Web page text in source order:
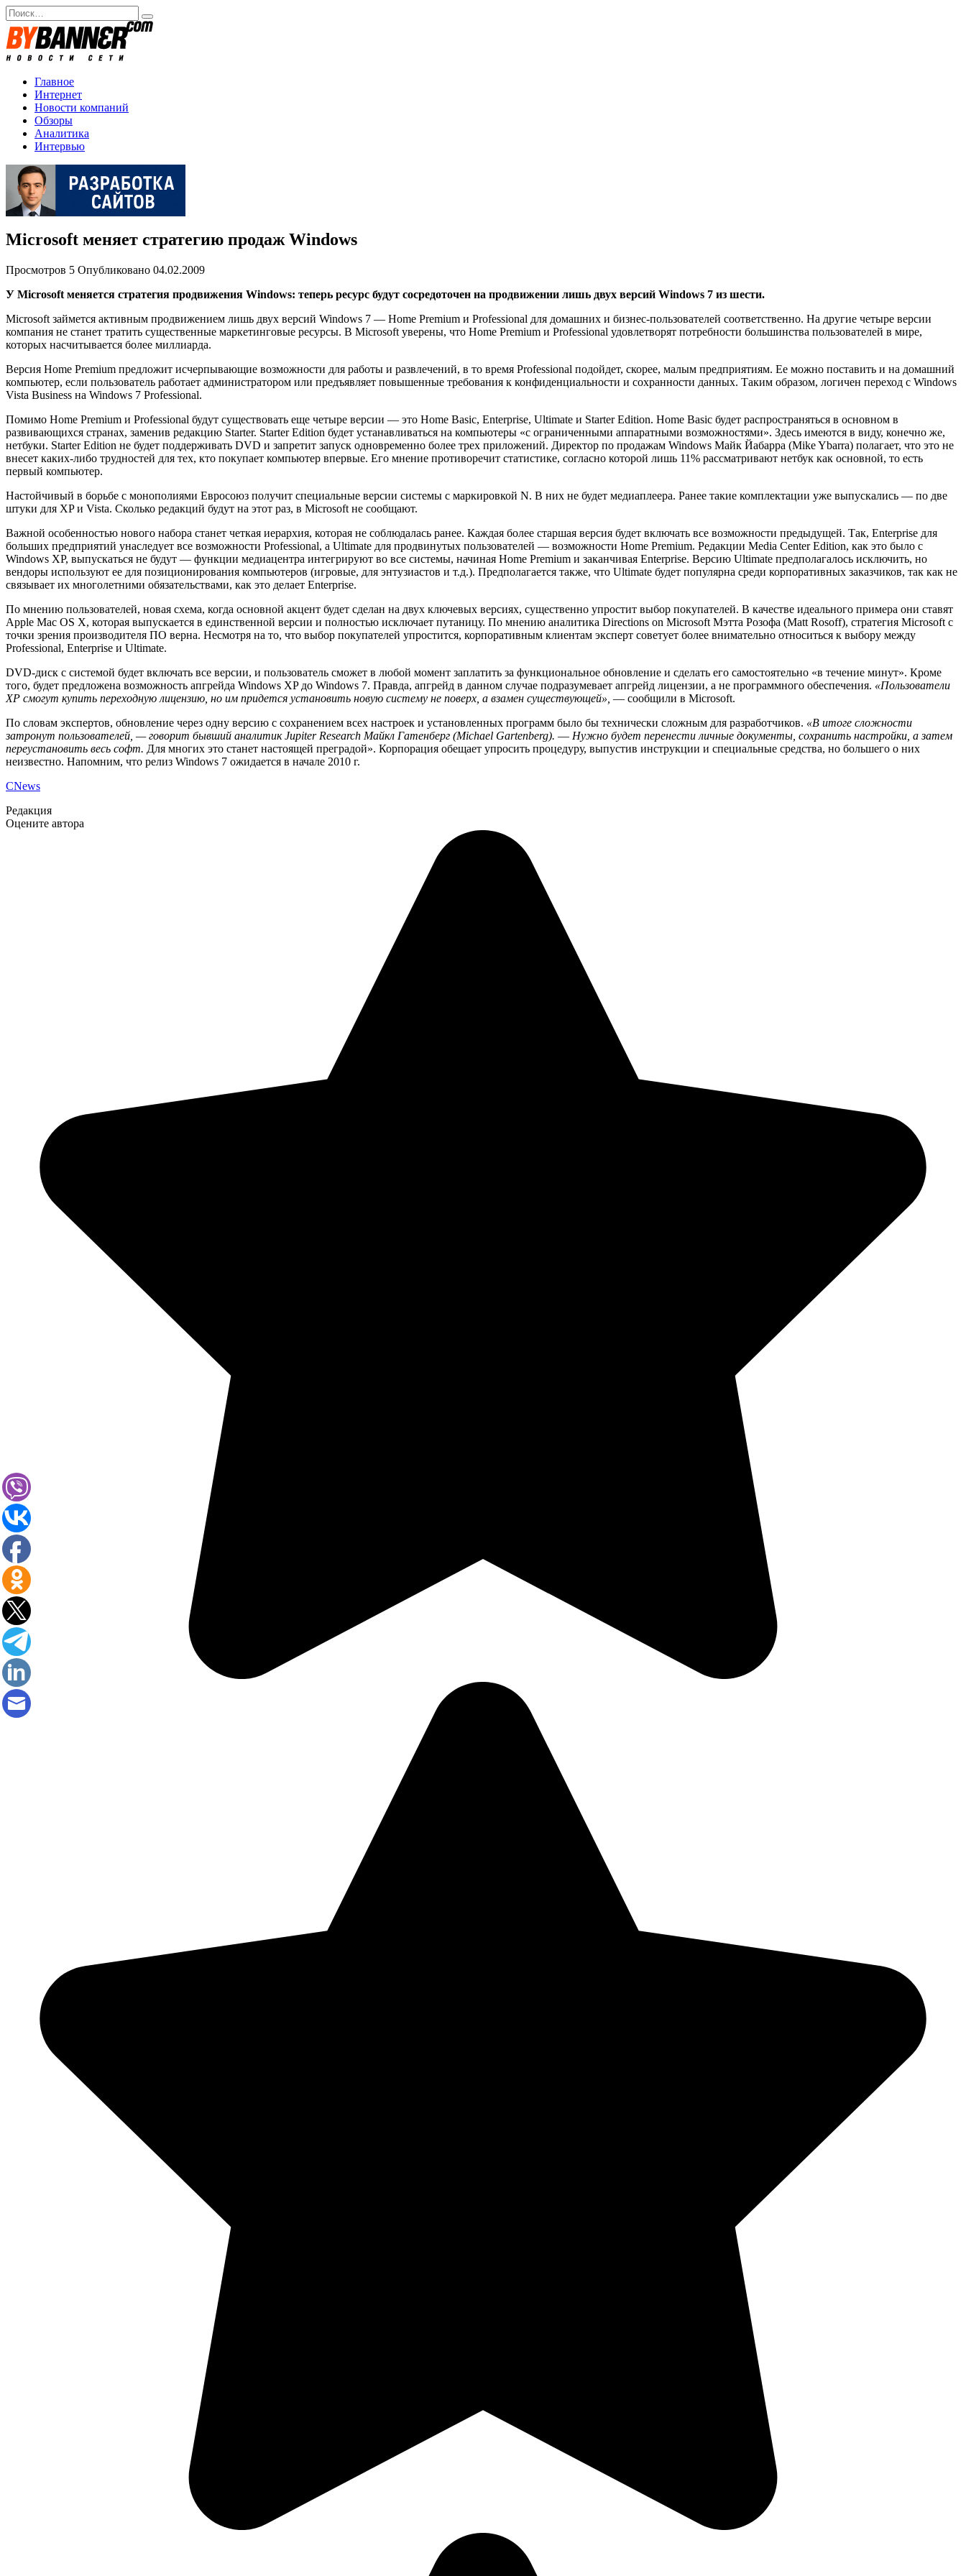
Перейти
к
содержанию
Search
for:
Главное
Интернет
Новости компаний
Обзоры
Аналитика
Интервью
Microsoft меняет стратегию продаж Windows
Просмотров 5 Опубликовано 04.02.2009
У Microsoft меняется стратегия продвижения Windows: теперь ресурс будут сосредоточен на продвижении лишь двух версий Windows 7 из шести.
Microsoft займется активным продвижением лишь двух версий Windows 7 — Home Premium и Professional для домашних и бизнес-пользователей соответственно. На другие четыре версии
компания не станет тратить существенные маркетинговые ресурсы. В Microsoft уверены, что Home Premium и Professional удовлетворят потребности большинства пользователей в мире,
которых насчитывается более миллиарда.
Версия Home Premium предложит исчерпывающие возможности для работы и развлечений, в то время Professional подойдет, скорее, малым предприятиям. Ее можно поставить и на домашний
компьютер, если пользователь работает администратором или предъявляет повышенные требования к конфиденциальности и сохранности данных. Таким образом, логичен переход с Windows
Vista Business на Windows 7 Professional.
Помимо Home Premium и Professional будут существовать еще четыре версии — это Home Basic, Enterprise, Ultimate и Starter Edition. Home Basic будет распространяться в основном в
развивающихся странах, заменив редакцию Starter. Starter Edition будет устанавливаться на компьютеры «с ограниченными аппаратными возможностями». Здесь имеются в виду, конечно же,
нетбуки. Starter Edition не будет поддерживать DVD и запретит запуск одновременно более трех приложений. Директор по продажам Windows Майк Йабарра (Mike Ybarra) полагает, что это не
внесет каких-либо трудностей для тех, кто покупает компьютер впервые. Его мнение противоречит статистике, согласно которой лишь 11% рассматривают нетбук как основной, то есть
первый компьютер.
Настойчивый в борьбе с монополиями Евросоюз получит специальные версии системы с маркировкой N. В них не будет медиаплеера. Ранее такие комплектации уже выпускались — по две
штуки для XP и Vista. Сколько редакций будут на этот раз, в Microsoft не сообщают.
Важной особенностью нового набора станет четкая иерархия, которая не соблюдалась ранее. Каждая более старшая версия будет включать все возможности предыдущей. Так, Enterprise для
больших предприятий унаследует все возможности Professional, а Ultimate для продвинутых пользователей — возможности Home Premium. Редакции Media Center Edition, как это было с
Windows XP, выпускаться не будут — функции медиацентра интегрируют во все системы, начиная Home Premium и заканчивая Enterprise. Версию Ultimate предполагалось исключить, но
вендоры используют ее для позиционирования компьютеров (игровые, для энтузиастов и т.д.). Предполагается также, что Ultimate будет популярна среди корпоративных заказчиков, так как не
связывает их многолетними обязательствами, как это делает Enterprise.
По мнению пользователей, новая схема, когда основной акцент будет сделан на двух ключевых версиях, существенно упростит выбор покупателей. В качестве идеального примера они ставят
Apple Mac OS X, которая выпускается в единственной версии и полностью исключает путаницу. По мнению аналитика Directions on Microsoft Мэтта Розофа (Matt Rosoff), стратегия Microsoft с
точки зрения производителя ПО верна. Несмотря на то, что выбор покупателей упростится, корпоративным клиентам эксперт советует более внимательно относиться к выбору между
Professional, Enterprise и Ultimate.
DVD-диск с системой будет включать все версии, и пользователь сможет в любой момент заплатить за функциональное обновление и сделать его самостоятельно «в течение минут». Кроме
того, будет предложена возможность апгрейда Windows XP до Windows 7. Правда, апгрейд в данном случае подразумевает апгрейд лицензии, а не программного обеспечения. «Пользователи
XP смогут купить переходную лицензию, но им придется установить новую систему не поверх, а взамен существующей», — сообщили в Microsoft.
По словам экспертов, обновление через одну версию с сохранением всех настроек и установленных программ было бы технически сложным для разработчиков. «В итоге сложности
затронут пользователей, — говорит бывший аналитик Jupiter Research Майкл Гатенберг (Michael Gartenberg). — Нужно будет перенести личные документы, сохранить настройки, а затем
переустановить весь софт. Для многих это станет настоящей преградой». Корпорация обещает упросить процедуру, выпустив инструкции и специальные средства, но большего о них
неизвестно. Напомним, что релиз Windows 7 ожидается в начале 2010 г.
CNews
Редакция
Оцените автора